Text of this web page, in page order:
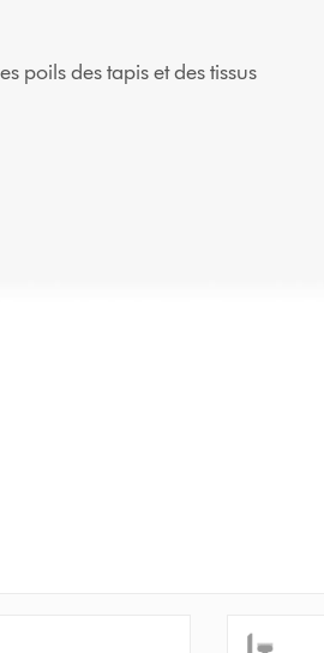
poils des tapis et des tissus